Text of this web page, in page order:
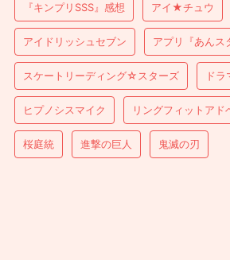
『キンプリSSS』感想 アイ★チュウ
アイドリッシュセブン アプリ『あんス
スケートリーディング☆スターズ ドラ
ヒプノシスマイク リングフィットアド
桜庭統 進撃の巨人 鬼滅の刃